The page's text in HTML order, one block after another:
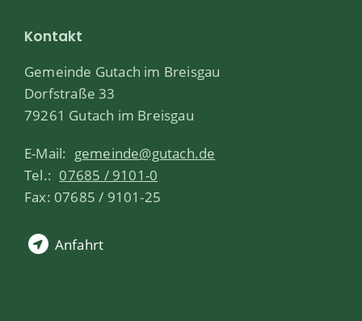
Kontakt
Gemeinde Gutach im Breisgau
Dorfstraße 33
79261 Gutach im Breisgau
E-Mail: gemeinde@gutach.de
Tel.: 07685 / 9101-0
Fax: 07685 / 9101-25
Anfahrt